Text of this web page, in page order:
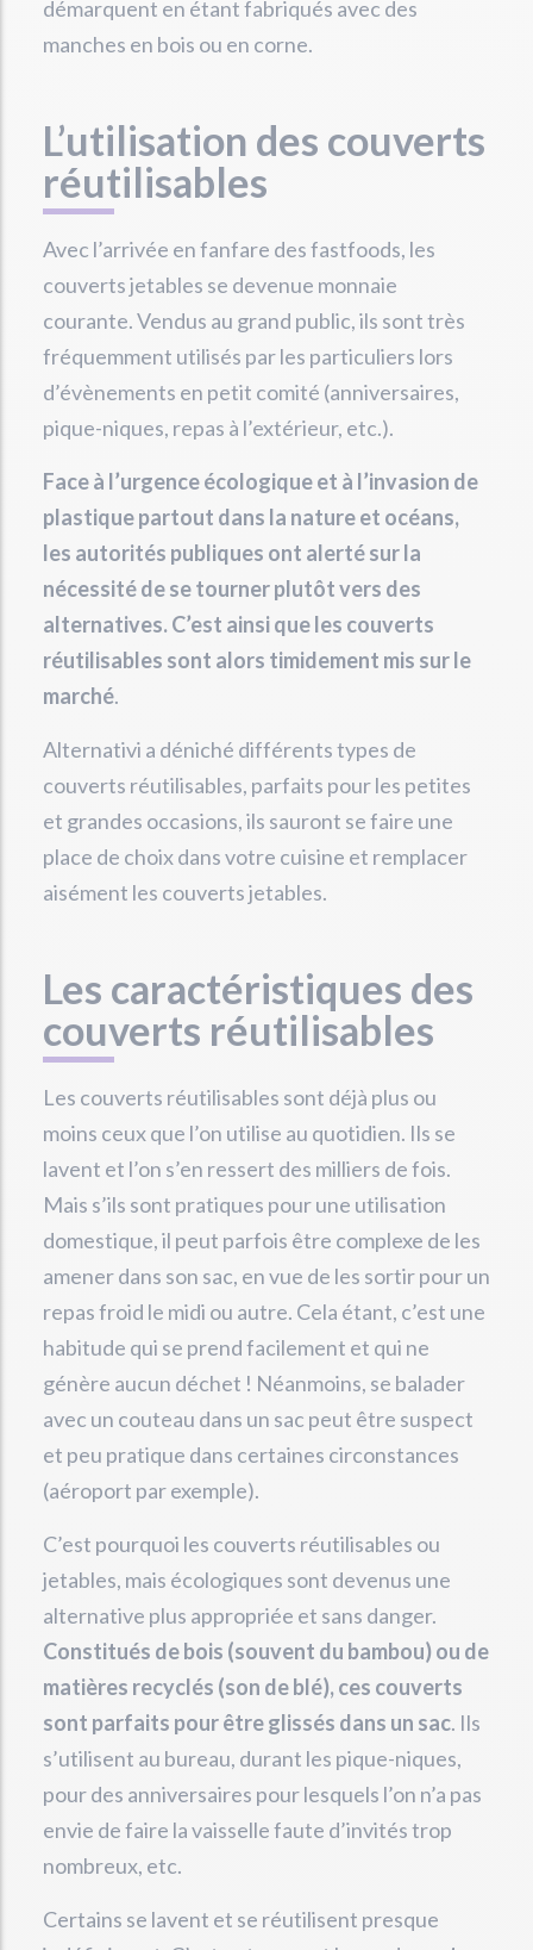
démarquent en étant fabriqués avec des
manches en bois ou en corne.
L’utilisation des couverts
réutilisables
Avec l’arrivée en fanfare des fastfoods, les
couverts jetables se devenue monnaie
courante. Vendus au grand public, ils sont très
fréquemment utilisés par les particuliers lors
d’évènements en petit comité (anniversaires,
pique-niques, repas à l’extérieur, etc.).
Face à l’urgence écologique et à l’invasion de
plastique partout dans la nature et océans,
les autorités publiques ont alerté sur la
nécessité de se tourner plutôt vers des
alternatives. C’est ainsi que les couverts
réutilisables sont alors timidement mis sur le
marché.
Alternativi a déniché différents types de
couverts réutilisables, parfaits pour les petites
et grandes occasions, ils sauront se faire une
place de choix dans votre cuisine et remplacer
aisément les couverts jetables.
Les caractéristiques des
couverts réutilisables
Les couverts réutilisables sont déjà plus ou
moins ceux que l’on utilise au quotidien. Ils se
lavent et l’on s’en ressert des milliers de fois.
Mais s’ils sont pratiques pour une utilisation
domestique, il peut parfois être complexe de les
amener dans son sac, en vue de les sortir pour un
repas froid le midi ou autre. Cela étant, c’est une
habitude qui se prend facilement et qui ne
génère aucun déchet ! Néanmoins, se balader
avec un couteau dans un sac peut être suspect
et peu pratique dans certaines circonstances
(aéroport par exemple).
C’est pourquoi les couverts réutilisables ou
jetables, mais écologiques sont devenus une
alternative plus appropriée et sans danger.
Constitués de bois (souvent du bambou) ou de
matières recyclés (son de blé), ces couverts
sont parfaits pour être glissés dans un sac. Ils
s’utilisent au bureau, durant les pique-niques,
pour des anniversaires pour lesquels l’on n’a pas
envie de faire la vaisselle faute d’invités trop
nombreux, etc.
Certains se lavent et se réutilisent presque